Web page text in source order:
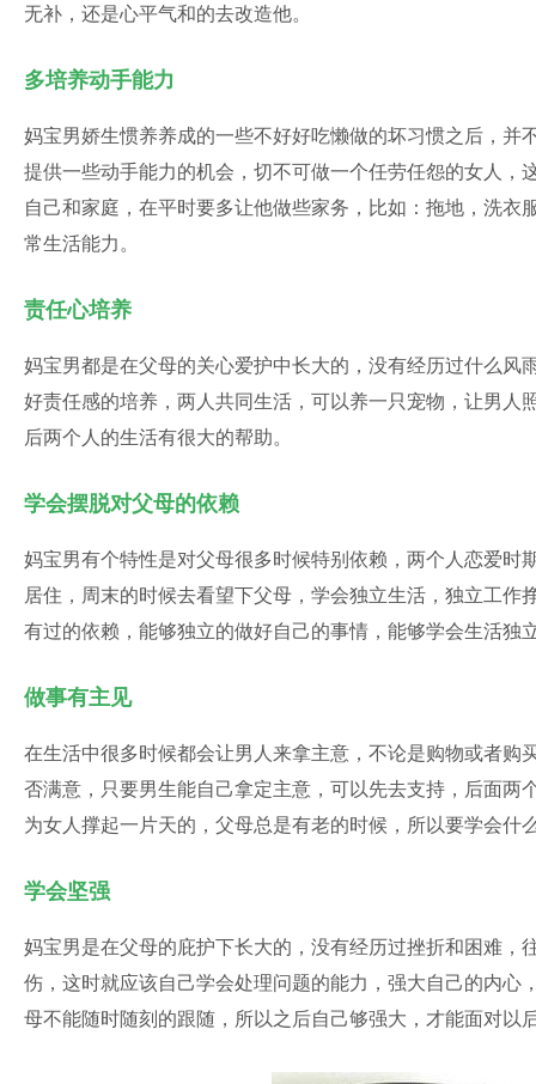
无补，还是心平气和的去改造他。
多培养动手能力
妈宝男娇生惯养养成的一些不好好吃懒做的坏习惯之后，
提供一些动手能力的机会，切不可做一个任劳任怨的女人
自己和家庭，在平时要多让他做些家务，比如：拖地，洗
常生活能力。
责任心培养
妈宝男都是在父母的关心爱护中长大的，没有经历过什么
好责任感的培养，两人共同生活，可以养一只宠物，让男
后两个人的生活有很大的帮助。
学会摆脱对父母的依赖
妈宝男有个特性是对父母很多时候特别依赖，两个人恋爱
居住，周末的时候去看望下父母，学会独立生活，独立工
有过的依赖，能够独立的做好自己的事情，能够学会生活独
做事有主见
在生活中很多时候都会让男人来拿主意，不论是购物或者
否满意，只要男生能自己拿定主意，可以先去支持，后面
为女人撑起一片天的，父母总是有老的时候，所以要学会什
学会坚强
妈宝男是在父母的庇护下长大的，没有经历过挫折和困难
伤，这时就应该自己学会处理问题的能力，强大自己的内
母不能随时随刻的跟随，所以之后自己够强大，才能面对